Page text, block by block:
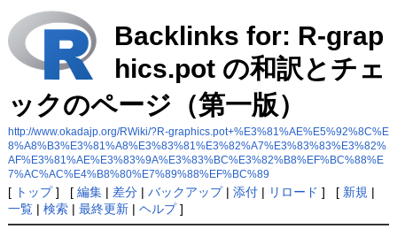
Backlinks for: R-grap
hics.pot の和訳とチェ
ックのページ（第一版）
http://www.okadajp.org/RWiki/?R-graphics.pot+%E3%81%AE%E5%92%8C%E
8%A8%B3%E3%81%A8%E3%83%81%E3%82%A7%E3%83%83%E3%82%
AF%E3%81%AE%E3%83%9A%E3%83%BC%E3%82%B8%EF%BC%88%E
7%AC%AC%E4%B8%80%E7%89%88%EF%BC%89
[ トップ] [ 編集| 差分| バックアップ| 添付| リロード ] [ 新規 |
一覧| 検索| 最終更新| ヘルプ]